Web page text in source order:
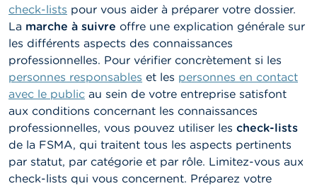
check-lists pour vous aider à préparer votre dossier.
La marche à suivre offre une explication générale sur
les différents aspects des connaissances
professionnelles. Pour vérifier concrètement si les
personnes responsables et les personnes en contact
avec le public au sein de votre entreprise satisfont
aux conditions concernant les connaissances
professionnelles, vous pouvez utiliser les check-lists
de la FSMA, qui traitent tous les aspects pertinents
par statut, par catégorie et par rôle. Limitez-vous aux
check-lists qui vous concernent. Préparez votre